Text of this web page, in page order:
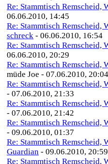
Re: Stammtisch Remscheid,
06.06.2010, 14:45
Re: Stammtisch Remscheid,
schreck - 06.06.2010, 16:54
Re: Stammtisch Remscheid,
06.06.2010, 20:29
Re: Stammtisch Remscheid,
müde Joe - 07.06.2010, 20:04
Re: Stammtisch Remscheid,
- 07.06.2010, 21:33
Re: Stammtisch Remscheid,
- 07.06.2010, 21:42
Re: Stammtisch Remscheid,
- 09.06.2010, 01:37
Re: Stammtisch Remscheid,
Guardian - 09.06.2010, 20:59
Re: Stammtisch Remscheid,